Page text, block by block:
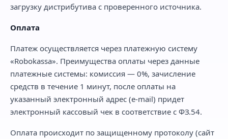
загрузку дистрибутива с проверенного источника.
Оплата
Платеж осуществляется через платежную систему
«Robokassa». Преимущества оплаты через данные
платежные системы: комиссия — 0%, зачисление
средств в течение 1 минут, после оплаты на
указанный электронный адрес (e-mail) придет
электронный кассовый чек в соответствие с ФЗ.54.
Оплата происходит по защищенному протоколу (сайт